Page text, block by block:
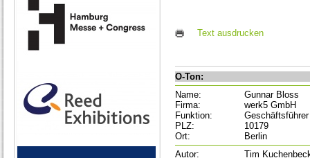
Text ausdrucken
O-Ton:
Name:
Gunnar Bloss
Firma:
werk5 GmbH
Funktion:
Geschäftsführer
PLZ:
10179
Ort:
Berlin
Autor:
Tim